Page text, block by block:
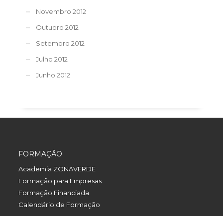
Novembro 2012
Outubro 2012
Setembro 2012
Julho 2012
Junho 2012
FORMAÇÃO
Academia ZONAVERDE
Formação para Empresas
Formação Financiada
Calendário de Formação